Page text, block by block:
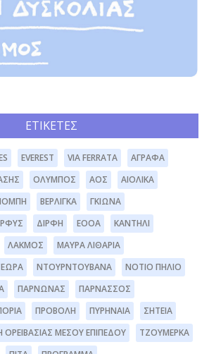
ΕΤΙΚΈΤΕΣ
EVEREST VIA FERRATA
ΆΓΡΑΦΑ
ΌΛΥΜΠΟΣ ΑΟΣ
ΑΙΟΛΙΚΆ
ΒΕΡΛΊΓΚΑ
ΓΚΙΏΝΑ
ΔΙΡΦΗ ΕΟΟΑ
ΚΑΝΤΉΛΙ
ΛΆΚΜΟΣ
ΜΑΥΡΑ ΛΙΘΆΡΙΑ
ΝΤΟΥΡΝΤΟΥΒΆΝΑ
ΝΌΤΙΟ ΠΉΛΙΟ
ΠΆΡΝΩΝΑΣ
ΠΑΡΝΑΣΣΌΣ
ΠΡΟΒΟΛΉ ΠΥΡΗΝΑΊΑ
ΣΗΤΕΊΑ
ΟΡΕΙΒΑΣΊΑΣ ΜΈΣΟΥ ΕΠΙΠΈΔΟΥ
ΤΖΟΥΜΈΡΚΑ